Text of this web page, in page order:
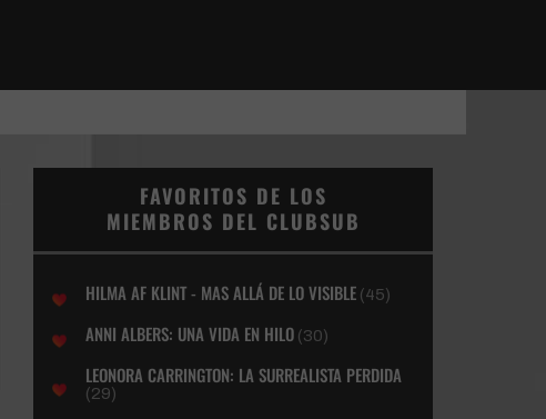
FAVORITOS DE LOS
MIEMBROS DEL CLUBSUB
HILMA AF KLINT - MAS ALLÁ DE LO VISIBLE (45)
ANNI ALBERS: UNA VIDA EN HILO (30)
LEONORA CARRINGTON: LA SURREALISTA PERDIDA
(29)